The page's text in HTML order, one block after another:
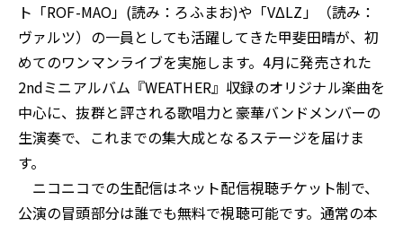
ト「ROF-MAO」(読み：ろふまお)や「VΔLZ」（読み：
ヴァルツ）の一員としても活躍してきた甲斐田晴が、初
めてのワンマンライブを実施します。4月に発売された
2ndミニアルバム『WEATHER』収録のオリジナル楽曲を
中心に、抜群と評される歌唱力と豪華バンドメンバーの
生演奏で、これまでの集大成となるステージを届けま
す。
ニコニコでの生配信はネット配信視聴チケット制で、
公演の冒頭部分は誰でも無料で視聴可能です。通常の本